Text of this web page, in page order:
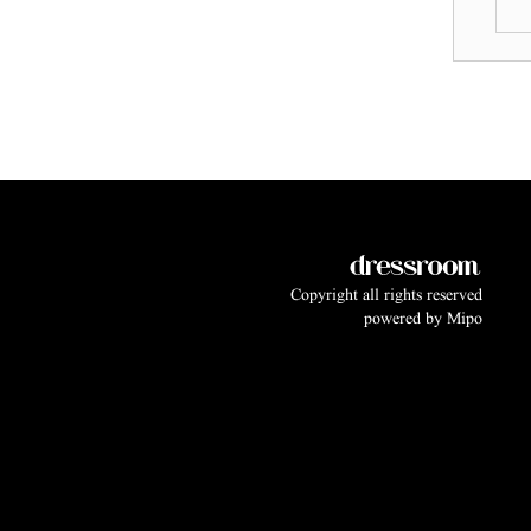
Copyright all rights reserved
powered by Mipo